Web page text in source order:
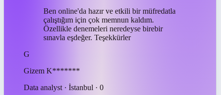
Ben online'da hazır ve etkili bir müfredatla
çalıştığım için çok memnun kaldım.
Özellikle denemeleri neredeyse birebir
sınavla eşdeğer. Teşekkürler
G
Gizem K*******
Data analyst · İstanbul · 0